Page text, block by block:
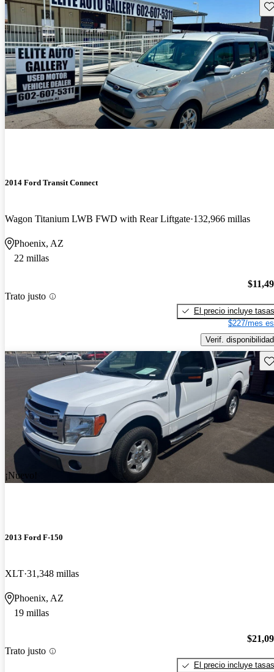
2014 Ford Transit Connect
Wagon Titanium LWB FWD with Rear Liftgate 132,966 millas
Phoenix, AZ
22 millas
Trato justo
El precio incluye tasas
$227/mes
Verif. disponibilidad
¡Nuevo!
2013 Ford F-150
XLT 31,348 millas
Phoenix, AZ
19 millas
Trato justo
El precio incluye tasas